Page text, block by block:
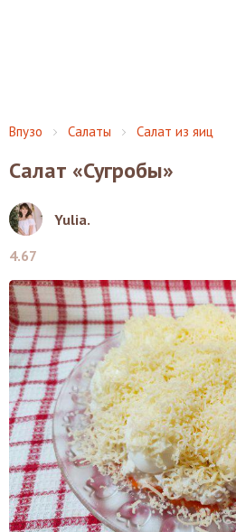
Впузо Салаты Салат из яиц
Салат «Сугробы»
Yulia.
4.67